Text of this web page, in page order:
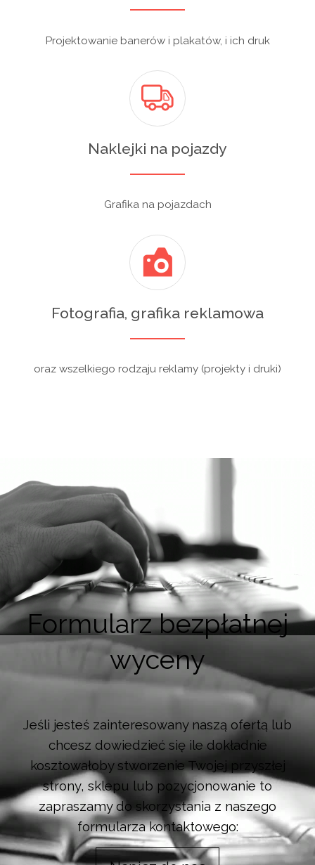
Projektowanie banerów i plakatów, i ich druk
Naklejki na pojazdy
Grafika na pojazdach
Fotografia, grafika reklamowa
oraz wszelkiego rodzaju reklamy (projekty i druki)
Formularz bezpłatnej
wyceny
Jeśli jesteś zainteresowany naszą ofertą lub
chcesz dowiedzieć się ile dokładnie
kosztowałoby stworzenie Twojej przyszłej
strony, sklepu lub pozycjonowanie to
zapraszamy do skorzystania z naszego
formularza kontaktowego: